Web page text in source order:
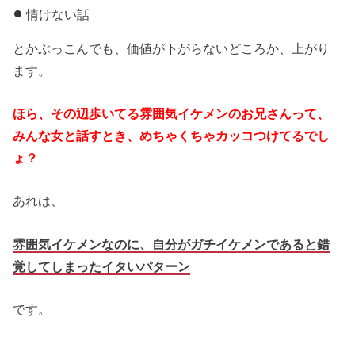
情けない話
とかぶっこんでも、価値が下がらないどころか、上がり
ます。
ほら、その辺歩いてる雰囲気イケメンのお兄さんって、
みんな女と話すとき、めちゃくちゃカッコつけてるでし
ょ？
あれは、
雰囲気イケメンなのに、自分がガチイケメンであると錯
覚してしまったイタいパターン
です。